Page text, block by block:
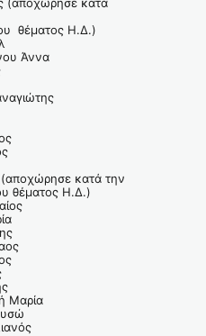
(αποχώρησε κατά
θέματος Η.Δ.)
Άννα
κατά την
θέματος Η.Δ.)
Μαρία